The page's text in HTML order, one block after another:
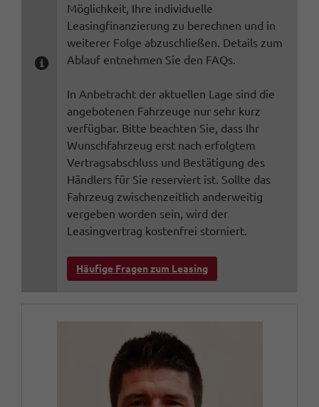
Möglichkeit, Ihre individuelle
Leasingfinanzierung zu berechnen und in
weiterer Folge abzuschließen. Details zum
Ablauf entnehmen Sie den FAQs.
In Anbetracht der aktuellen Lage sind die
angebotenen Fahrzeuge nur sehr kurz
verfügbar. Bitte beachten Sie, dass Ihr
Wunschfahrzeug erst nach erfolgtem
Vertragsabschluss und Bestätigung des
Händlers für Sie reserviert ist. Sollte das
Fahrzeug zwischenzeitlich anderweitig
vergeben worden sein, wird der
Leasingvertrag kostenfrei storniert.
Häufige Fragen zum Leasing